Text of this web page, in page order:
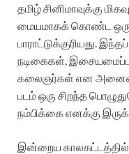
தமிழ் சினிமாவுக்கு
மையமாகக் கொண்ட ஒரு
பாராட்டுக்குரியது.
நடிகைகள்,
கலைஞர்கள் என
படம் ஒரு சிறந்த
நம்பிக்கை எனக்கு
இன்றைய காலகட்டத்தில்